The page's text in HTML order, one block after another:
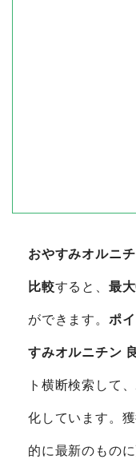
おやすみオルニ
比較すると、 最
ができます。 ポ
すみオルニチン
ト横断検索して
化しています。
的に最新のもの